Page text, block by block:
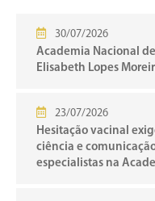
30/07/2026
Academia Nacional
Elisabeth Lopes
23/07/2026
Hesitação vacinal
ciência e
especialistas na